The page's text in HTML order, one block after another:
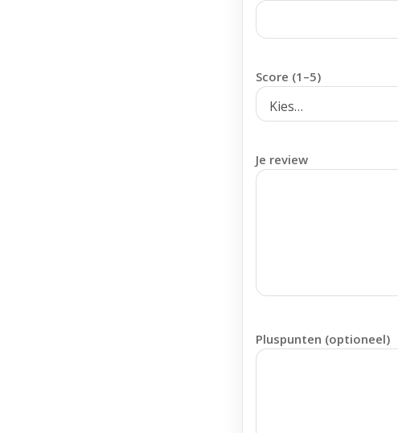
Score (1–5)
Je review
Pluspunten (optioneel)